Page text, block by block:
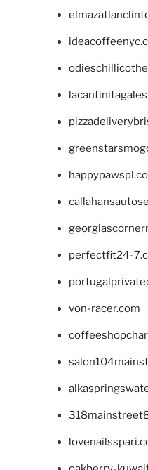
perfectfit24-
von-racer.com